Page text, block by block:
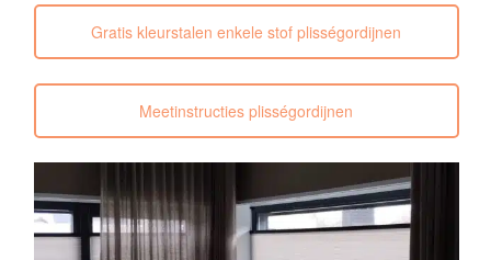
Gratis kleurstalen enkele stof plisségordijnen
Meetinstructies plisségordijnen